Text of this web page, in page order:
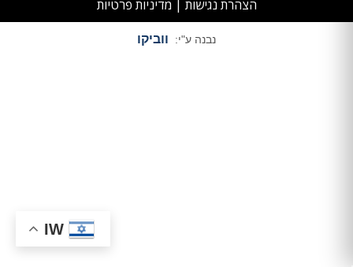
הצהרת נגישות | מדיניות פרטיות
נבנה ע"י: ווביקו
IW